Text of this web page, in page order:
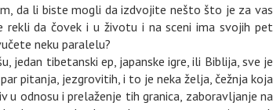
da li biste mogli da izdvojite nešto što je za vas
rekli da čovek i u životu i na sceni ima svojih pet
neku paralelu?
jedan tibetanski ep, japanske igre, ili Biblija, sve je
pitanja, jezgrovitih, i to je neka želja, čežnja koja
odnosu i prelaženje tih granica, zaboravljanje na